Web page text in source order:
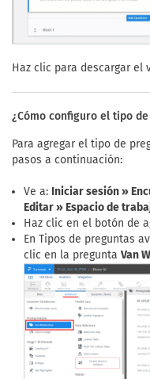
Haz clic para descargar el
¿Cómo configuro el tipo
Para agregar el tipo de
pasos a continuación:
Ve a: Iniciar sesión »
Editar » Espacio de
Haz clic en el botón de
En Tipos de preguntas
clic en la pregunta Van